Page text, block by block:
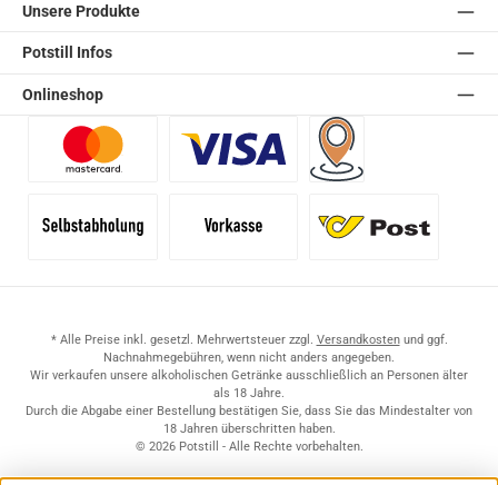
Unsere Produkte
Potstill Infos
Onlineshop
* Alle Preise inkl. gesetzl. Mehrwertsteuer zzgl. Versandkostenund ggf.
Nachnahmegebühren, wenn nicht anders angegeben.
Wir verkaufen unsere alkoholischen Getränke ausschließlich an Personen älter
als 18 Jahre.
Durch die Abgabe einer Bestellung bestätigen Sie, dass Sie das Mindestalter von
18 Jahren überschritten haben.
© 2026 Potstill - Alle Rechte vorbehalten.